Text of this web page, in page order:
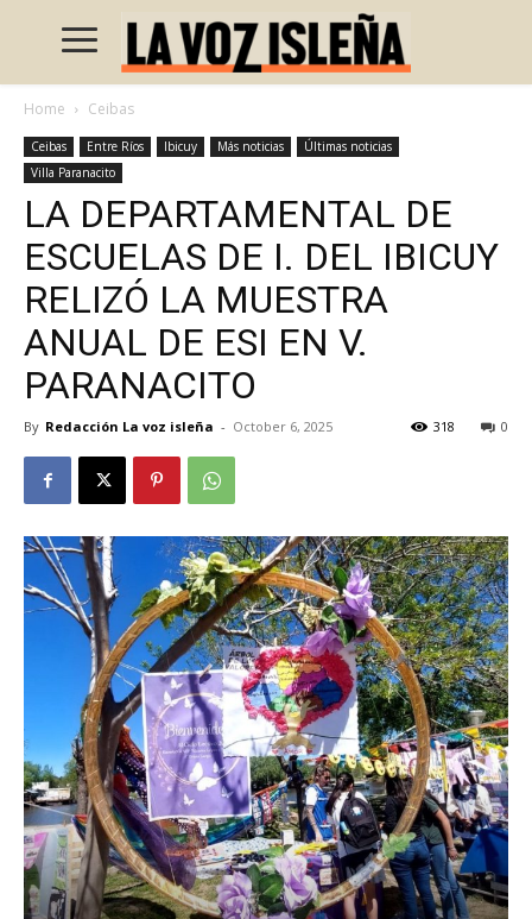
Home Ceibas
Ceibas Entre Ríos Ibicuy Más noticias
Últimas noticias
Villa Paranacito
LA DEPARTAMENTAL DE
ESCUELAS DE I. DEL IBICUY
RELIZÓ LA MUESTRA
ANUAL DE ESI EN V.
PARANACITO
By Redacción La voz isleña - October 6, 2025 0
318